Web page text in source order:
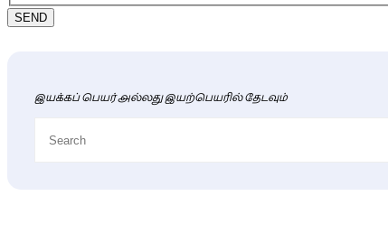
SEND
இயக்கப் பெயர் அல்லது இயற்பெயரில் தேடவும்